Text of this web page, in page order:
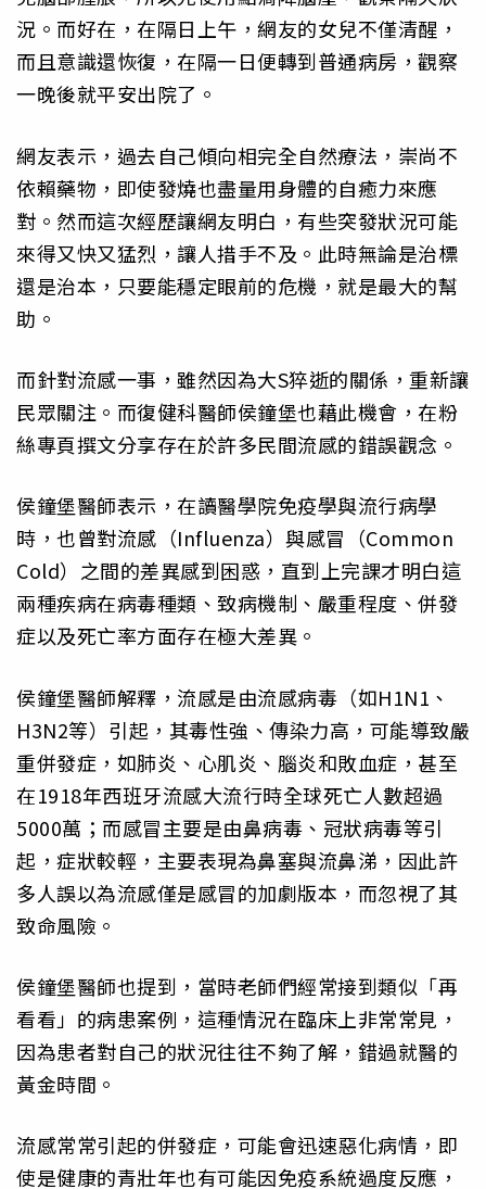
況。而好在，在隔日上午，網友的女兒不僅清醒，
而且意識還恢復，在隔一日便轉到普通病房，觀察
一晚後就平安出院了。
網友表示，過去自己傾向相完全自然療法，崇尚不
依賴藥物，即使發燒也盡量用身體的自癒力來應
對。然而這次經歷讓網友明白，有些突發狀況可能
來得又快又猛烈，讓人措手不及。此時無論是治標
還是治本，只要能穩定眼前的危機，就是最大的幫
助。
而針對流感一事，雖然因為大S猝逝的關係，重新讓
民眾關注。而復健科醫師侯鐘堡也藉此機會，在粉
絲專頁撰文分享存在於許多民間流感的錯誤觀念。
侯鐘堡醫師表示，在讀醫學院免疫學與流行病學
時，也曾對流感（Influenza）與感冒（Common
Cold）之間的差異感到困惑，直到上完課才明白這
兩種疾病在病毒種類、致病機制、嚴重程度、併發
症以及死亡率方面存在極大差異。
侯鐘堡醫師解釋，流感是由流感病毒（如H1N1、
H3N2等）引起，其毒性強、傳染力高，可能導致嚴
重併發症，如肺炎、心肌炎、腦炎和敗血症，甚至
在1918年西班牙流感大流行時全球死亡人數超過
5000萬；而感冒主要是由鼻病毒、冠狀病毒等引
起，症狀較輕，主要表現為鼻塞與流鼻涕，因此許
多人誤以為流感僅是感冒的加劇版本，而忽視了其
致命風險。
侯鐘堡醫師也提到，當時老師們經常接到類似「再
看看」的病患案例，這種情況在臨床上非常常見，
因為患者對自己的狀況往往不夠了解，錯過就醫的
黃金時間。
流感常常引起的併發症，可能會迅速惡化病情，即
使是健康的青壯年也有可能因免疫系統過度反應，